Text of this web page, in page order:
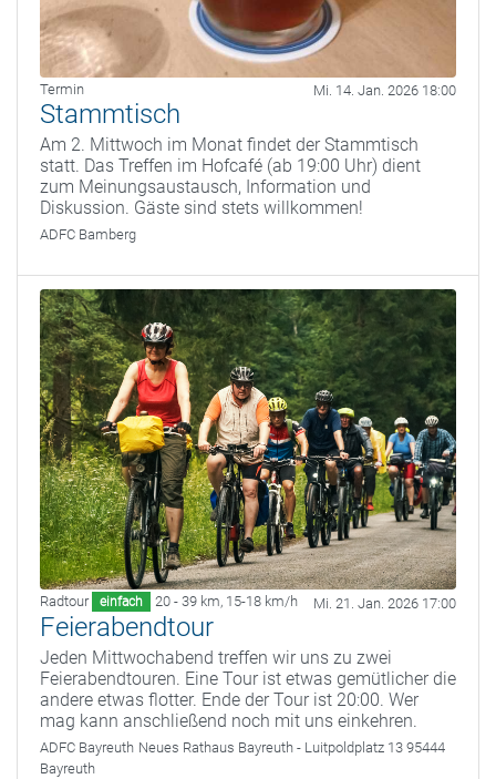
Termin Mi. 14. Jan. 2026 18:00
Stammtisch
Am 2. Mittwoch im Monat findet der Stammtisch
statt. Das Treffen im Hofcafé (ab 19:00 Uhr) dient
zum Meinungsaustausch, Information und
Diskussion. Gäste sind stets willkommen!
ADFC Bamberg
Radtour einfach 20 - 39 km, 15-18 km/h Mi. 21. Jan. 2026 17:00
Feierabendtour
Jeden Mittwochabend treffen wir uns zu zwei
Feierabendtouren. Eine Tour ist etwas gemütlicher die
andere etwas flotter. Ende der Tour ist 20:00. Wer
mag kann anschließend noch mit uns einkehren.
ADFC Bayreuth Neues Rathaus Bayreuth - Luitpoldplatz 13 95444
Bayreuth